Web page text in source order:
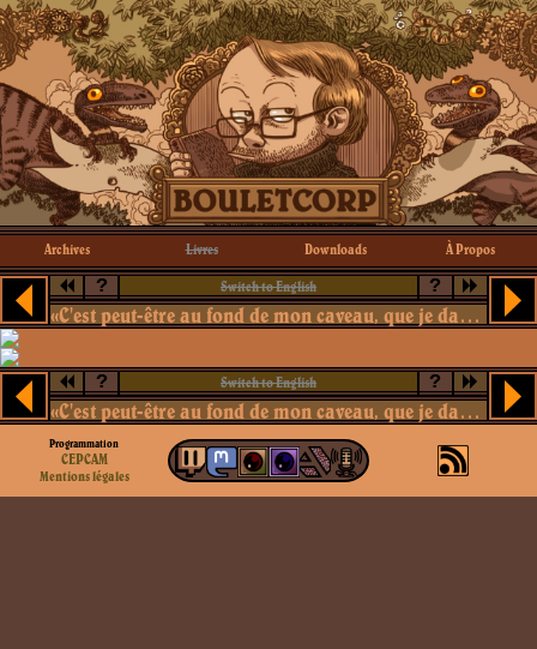
Archives Livres Downloads À Propos
? Switch to English ?
«C'est peut-être au fond de mon caveau, que je danserai le mortel tango.»
? Switch to English ?
«C'est peut-être au fond de mon caveau, que je danserai le mortel tango.»
Programmation
CEPCAM
Mentions légales